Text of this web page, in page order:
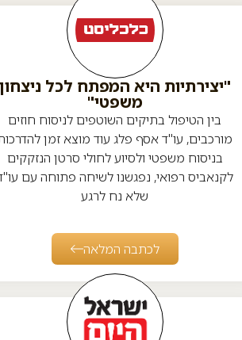
"יצירתיות היא המפתח לכל ניצחון
משפטי"
בין הטיפול בתיקים השוטפים לניסוח חוזים
מורכבים, עו"ד אסף פלג עוד מוצא זמן
בניסוח משפטי ולסיוע לחולי סרטן הנזקקים
לקנאביס רפואי, נפגשנו לשיחה פתוחה עם
שלא נח לרגע
לכתבה המלאה